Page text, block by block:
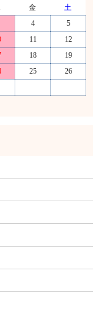
金
土
4
5
11
12
18
19
25
26